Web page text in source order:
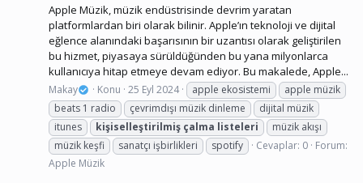
Apple Müzik, müzik endüstrisinde devrim yaratan
platformlardan biri olarak bilinir. Apple’ın teknoloji ve dijital
eğlence alanındaki başarısının bir uzantısı olarak geliştirilen
bu hizmet, piyasaya sürüldüğünden bu yana milyonlarca
kullanıcıya hitap etmeye devam ediyor. Bu makalede, Apple...
Makay Konu 25 Eyl 2024 apple ekosistemi
apple müzik
beats 1 radio
çevrimdışı müzik dinleme
dijital müzik
itunes
kişiselleştirilmiş çalma listeleri
müzik akışı
müzik keşfi
sanatçı işbirlikleri spotify Cevaplar: 0 Forum:
Apple Müzik